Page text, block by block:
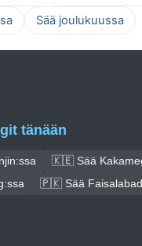
Sää joulukuussa
tänään
🇰🇪 Sää
🇵🇰 Sää